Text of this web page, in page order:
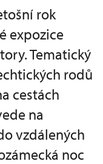
rok
expozice
Tematický
rodů
cestách
na
vzdálených
noc